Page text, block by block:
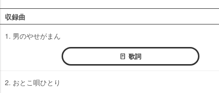
収録曲
1. 男のやせがまん
歌詞
2. おとこ唄ひとり